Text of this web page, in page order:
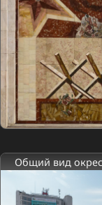
Общий вид